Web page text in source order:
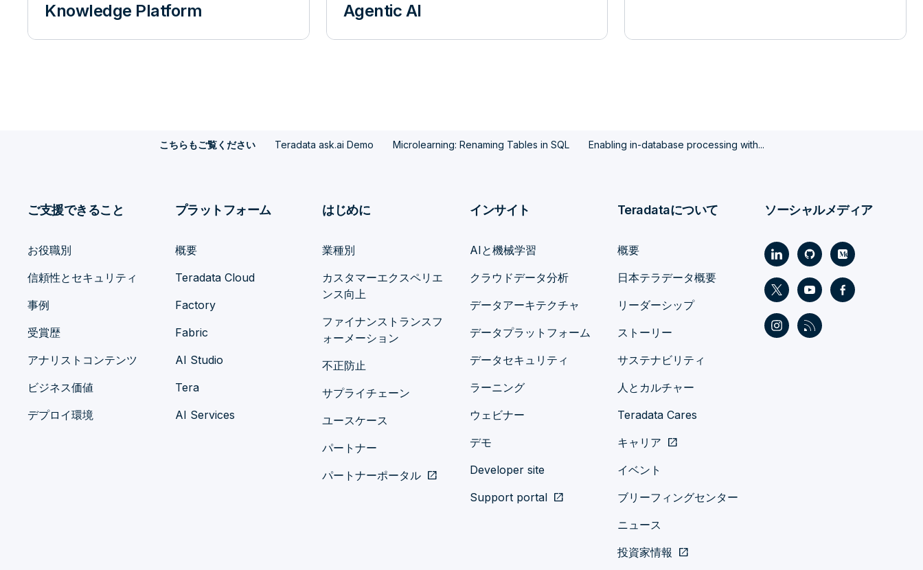
membership, they can take certain bits of corrective action. So, here’s
an example of a path analysis application. This is a visualization. It’s a
to making a complaint call, before they cancel their membership. So,
look at this path and they say, “Okay, let’s figure out what’s happening
with the complaints.” So, the next thing they do is they go and they
want to understand the nature of these complaints. So, what they go
into is a sentiment analytics application. They look at it and say, “Look,
it seems like a lot of people seem to be confused with our policies.
lot of our—what we do for them is silly and they’re confused. They’re
tired. It’s inconsistent, it’s expensive, it’s inappropriate. There’s a lot of
confusion. And, to that point, the word “confused” comes up big in the
word cloud. Now, what’s the point? Now, they’re able to see a path.
Knowledge Platform
Agentic AI
こちらもご覧ください Teradata ask.ai Demo Microlearning: Renaming Tables in SQL Enabling in-database processing with...
ご支援できること
お役職別
信頼性とセキュリティ
事例
受賞歴
アナリストコンテンツ
ビジネス価値
デプロイ環境
プラットフォーム
概要
Teradata Cloud
Factory
Fabric
AI Studio
Tera
AI Services
はじめに
業種別
カスタマーエクスペリエ
ンス向上
ファイナンストランスフ
ォーメーション
不正防止
サプライチェーン
ユースケース
パートナー
パートナーポータル open_in_new
インサイト
AIと機械学習
クラウドデータ分析
データアーキテクチャ
データプラットフォーム
データセキュリティ
ラーニング
ウェビナー
デモ
Developer site
Support portal open_in_new
Teradataについて
概要
日本テラデータ概要
リーダーシップ
ストーリー
サステナビリティ
人とカルチャー
Teradata Cares
キャリア open_in_new
イベント
ブリーフィングセンター
ニュース
投資家情報 open_in_new
ソーシャルメディア